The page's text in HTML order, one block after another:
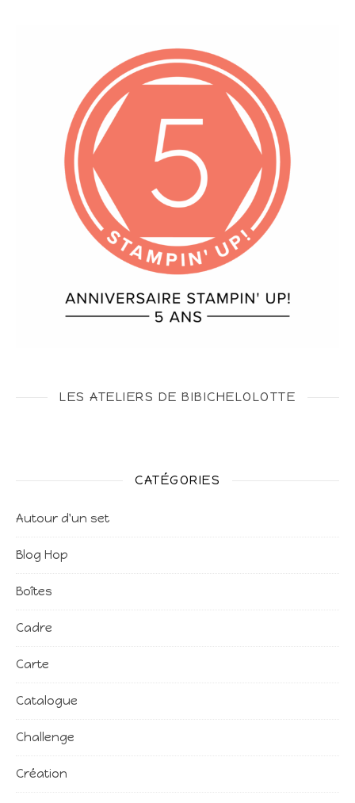
LES ATELIERS DE BIBICHELOLOTTE
CATÉGORIES
Autour d'un set
Blog Hop
Boîtes
Cadre
Carte
Catalogue
Challenge
Création